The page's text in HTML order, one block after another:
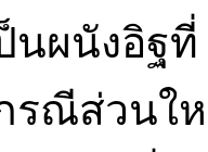
นผนังอิฐ
รณีส่วน